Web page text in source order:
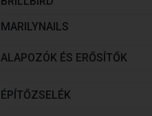
MARILYNAILS
ALAPOZÓK ÉS ERŐSÍTŐK
ÉPÍTŐZSELÉK